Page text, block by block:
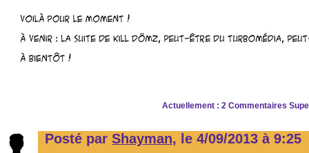
Actuellement : 2 Commentaires
Posté par Shayman, le 4/09/2013 à 9:25